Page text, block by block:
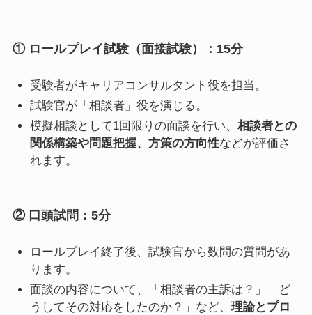
① ロールプレイ試験（面接試験）：15分
受験者がキャリアコンサルタント役を担当。
試験官が「相談者」役を演じる。
模擬相談として1回限りの面談を行い、相談者との
関係構築や問題把握、方策の方向性などが評価さ
れます。
② 口頭試問：5分
ロールプレイ終了後、試験官から数問の質問があ
ります。
面談の内容について、「相談者の主訴は？」「ど
うしてその対応をしたのか？」など、理論とプロ